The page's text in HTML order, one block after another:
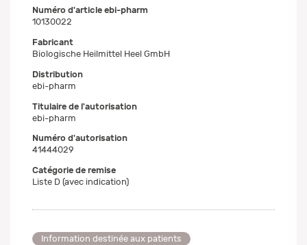
Numéro d'article ebi-pharm
10130022
Fabricant
Biologische Heilmittel Heel GmbH
Distribution
ebi-pharm
Titulaire de l'autorisation
ebi-pharm
Numéro d'autorisation
41444029
Catégorie de remise
Liste D (avec indication)
Information destinée aux patients